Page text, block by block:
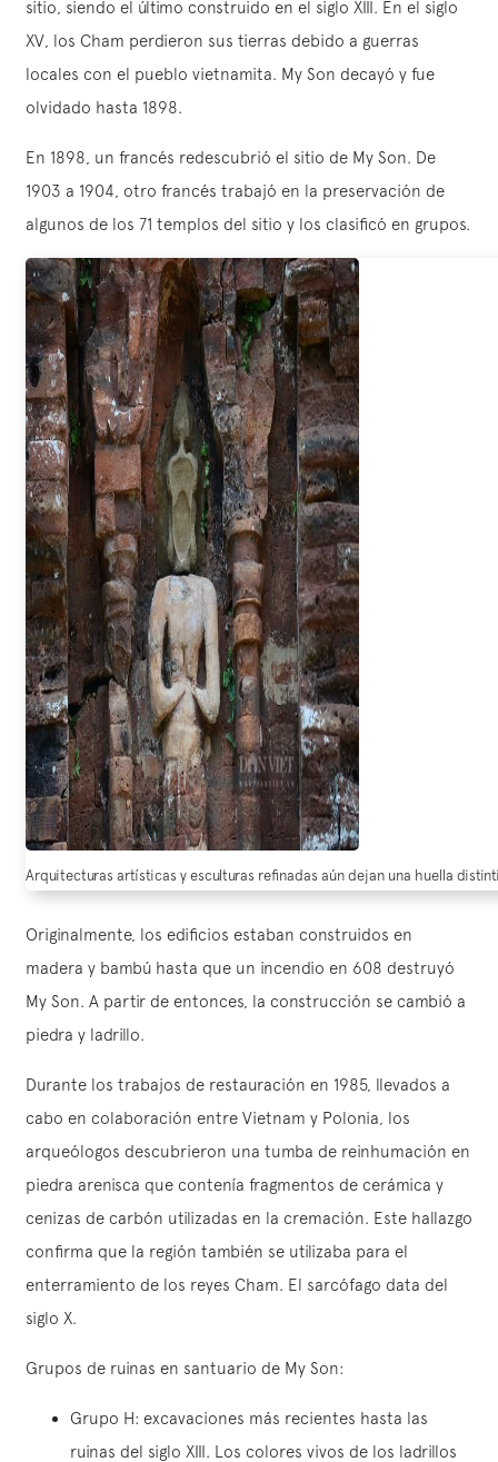
sitio, siendo el último construido en el siglo XIII. En el siglo
XV, los Cham perdieron sus tierras debido a guerras
locales con el pueblo vietnamita. My Son decayó y fue
olvidado hasta 1898.
En 1898, un francés redescubrió el sitio de My Son. De
1903 a 1904, otro francés trabajó en la preservación de
algunos de los 71 templos del sitio y los clasificó en grupos.
Arquitecturas artísticas y esculturas refinadas aún dejan una huella
Originalmente, los edificios estaban construidos en
madera y bambú hasta que un incendio en 608 destruyó
My Son. A partir de entonces, la construcción se cambió a
piedra y ladrillo.
Durante los trabajos de restauración en 1985, llevados a
cabo en colaboración entre Vietnam y Polonia, los
arqueólogos descubrieron una tumba de reinhumación en
piedra arenisca que contenía fragmentos de cerámica y
cenizas de carbón utilizadas en la cremación. Este hallazgo
confirma que la región también se utilizaba para el
enterramiento de los reyes Cham. El sarcófago data del
siglo X.
Grupos de ruinas en santuario de My Son:
Grupo H: excavaciones más recientes hasta las
ruinas del siglo XIII. Los colores vivos de los ladrillos